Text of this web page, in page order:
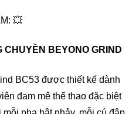
💥
CHUYỀN BEYONO GRIND
BC53 được thiết kế dành
đam mê thể thao đặc biệt